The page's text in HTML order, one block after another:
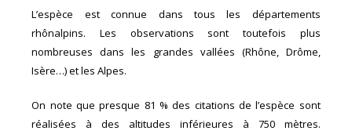
L’espèce est connue dans tous les départements
rhônalpins. Les observations sont toutefois plus
nombreuses dans les grandes vallées (Rhône, Drôme,
Isère…) et les Alpes.
On note que presque 81 % des citations de l’espèce sont
réalisées à des altitudes inférieures à 750 mètres.